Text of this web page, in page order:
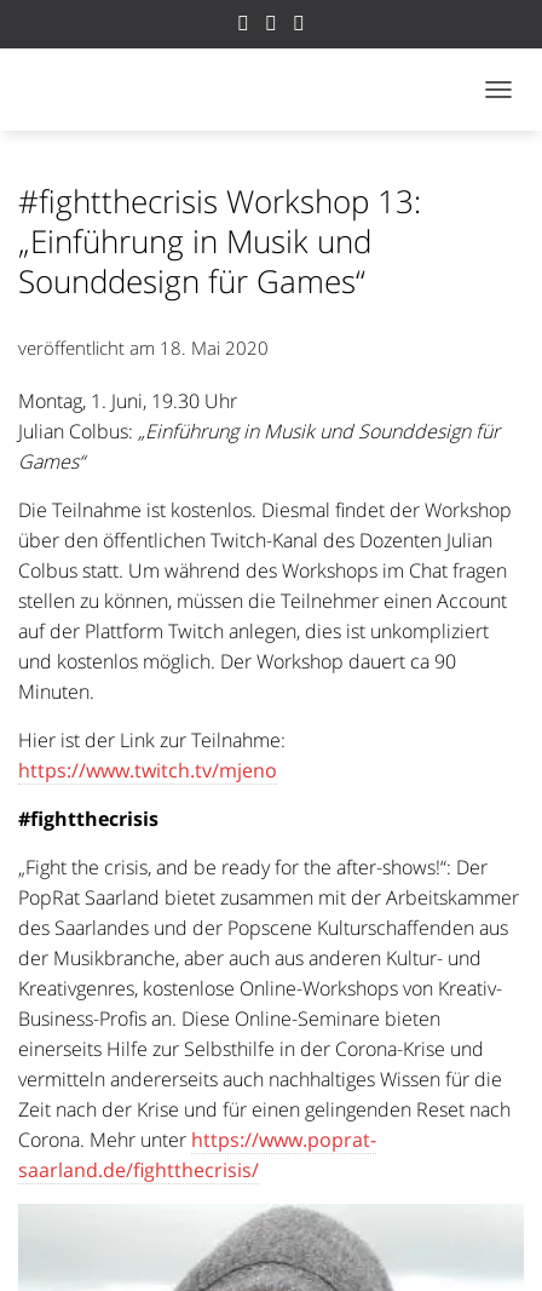
#fightthecrisis Workshop 13:
„Einführung in Musik und
Sounddesign für Games“
veröffentlicht am 18. Mai 2020
Montag, 1. Juni, 19.30 Uhr
Julian Colbus: „Einführung in Musik und Sounddesign für
Games“
Die Teilnahme ist kostenlos. Diesmal findet der Workshop
über den öffentlichen Twitch-Kanal des Dozenten Julian
Colbus statt. Um während des Workshops im Chat fragen
stellen zu können, müssen die Teilnehmer einen Account
auf der Plattform Twitch anlegen, dies ist unkompliziert
und kostenlos möglich. Der Workshop dauert ca 90
Minuten.
Hier ist der Link zur Teilnahme:
https://www.twitch.tv/mjeno
#fightthecrisis
„Fight the crisis, and be ready for the after-shows!“: Der
PopRat Saarland bietet zusammen mit der Arbeitskammer
des Saarlandes und der Popscene Kulturschaffenden aus
der Musikbranche, aber auch aus anderen Kultur- und
Kreativgenres, kostenlose Online-Workshops von Kreativ-
Business-Profis an. Diese Online-Seminare bieten
einerseits Hilfe zur Selbsthilfe in der Corona-Krise und
vermitteln andererseits auch nachhaltiges Wissen für die
Zeit nach der Krise und für einen gelingenden Reset nach
Corona. Mehr unter https://www.poprat-
saarland.de/fightthecrisis/